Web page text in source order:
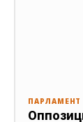
ПАРЛАМЕНТ